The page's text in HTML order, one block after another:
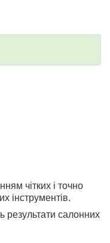
чітких і точно
інструментів.
результати салонних